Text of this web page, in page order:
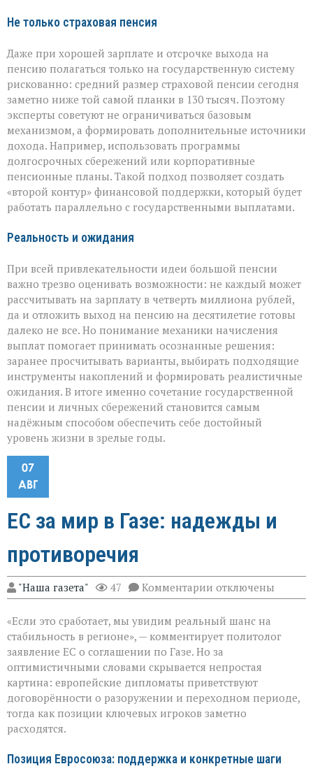
Не только страховая пенсия
Даже при хорошей зарплате и отсрочке выхода на
пенсию полагаться только на государственную систему
рискованно: средний размер страховой пенсии сегодня
заметно ниже той самой планки в 130 тысяч. Поэтому
эксперты советуют не ограничиваться базовым
механизмом, а формировать дополнительные источники
дохода. Например, использовать программы
долгосрочных сбережений или корпоративные
пенсионные планы. Такой подход позволяет создать
«второй контур» финансовой поддержки, который будет
работать параллельно с государственными выплатами.
Реальность и ожидания
При всей привлекательности идеи большой пенсии
важно трезво оценивать возможности: не каждый может
рассчитывать на зарплату в четверть миллиона рублей,
да и отложить выход на пенсию на десятилетие готовы
далеко не все. Но понимание механики начисления
выплат помогает принимать осознанные решения:
заранее просчитывать варианты, выбирать подходящие
инструменты накоплений и формировать реалистичные
ожидания. В итоге именно сочетание государственной
пенсии и личных сбережений становится самым
надёжным способом обеспечить себе достойный
уровень жизни в зрелые годы.
07
АВГ
ЕС за мир в Газе: надежды и
противоречия
"Наша газета" 47 Комментарии к
записи
за
мир
Газе:
надежды
и
противоречия
отключены
«Если это сработает, мы увидим реальный шанс на
стабильность в регионе», — комментирует политолог
заявление ЕС о соглашении по Газе. Но за
оптимистичными словами скрывается непростая
картина: европейские дипломаты приветствуют
договорённости о разоружении и переходном периоде,
тогда как позиции ключевых игроков заметно
расходятся.
Позиция Евросоюза: поддержка и конкретные шаги